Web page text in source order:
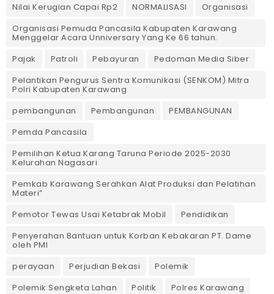
Nilai Kerugian Capai Rp2
NORMALISASI
Organisasi
Organisasi Pemuda Pancasila Kabupaten Karawang
Menggelar Acara Unniversary Yang Ke 66 tahun.
Pajak
Patroli Pebayuran
Pedoman Media Siber
Pelantikan Pengurus Sentra Komunikasi (SENKOM) Mitra
Polri Kabupaten Karawang
pembangunan
Pembangunan
PEMBANGUNAN
Pemda Pancasila
Pemilihan Ketua Karang Taruna Periode 2025-2030
Kelurahan Nagasari
Pemkab Karawang Serahkan Alat Produksi dan Pelatihan
Materi”
Pemotor Tewas Usai Ketabrak Mobil‎
Pendidikan
Penyerahan Bantuan untuk Korban Kebakaran PT. Dame
oleh PMI
perayaan
Perjudian Bekasi
Polemik
Polemik Sengketa Lahan
Politik
Polres Karawang